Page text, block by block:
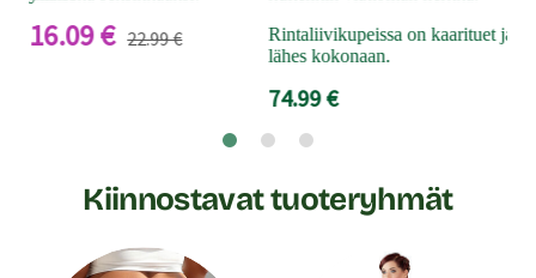
16.09 € 22.99 €
Rintaliivikupeissa on kaarituet ja
lähes kokonaan.
74.99 €
Kiinnostavat tuoteryhmät